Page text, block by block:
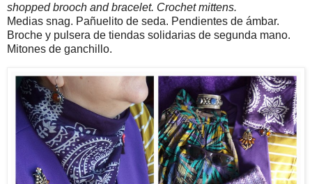
shopped brooch and bracelet. Crochet mittens.
Medias snag. Pañuelito de seda. Pendientes de ámbar.
Broche y pulsera de tiendas solidarias de segunda mano.
Mitones de ganchillo.